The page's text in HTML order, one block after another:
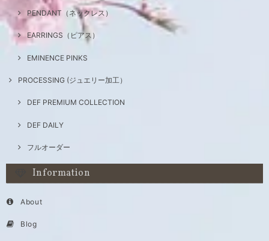
PENDANT（ネックレス）
EARRINGS（ピアス）
EMINENCE PINKS
PROCESSING (ジュエリー加工）
DEF PREMIUM COLLECTION
DEF DAILY
フルオーダー
Information
About
Blog